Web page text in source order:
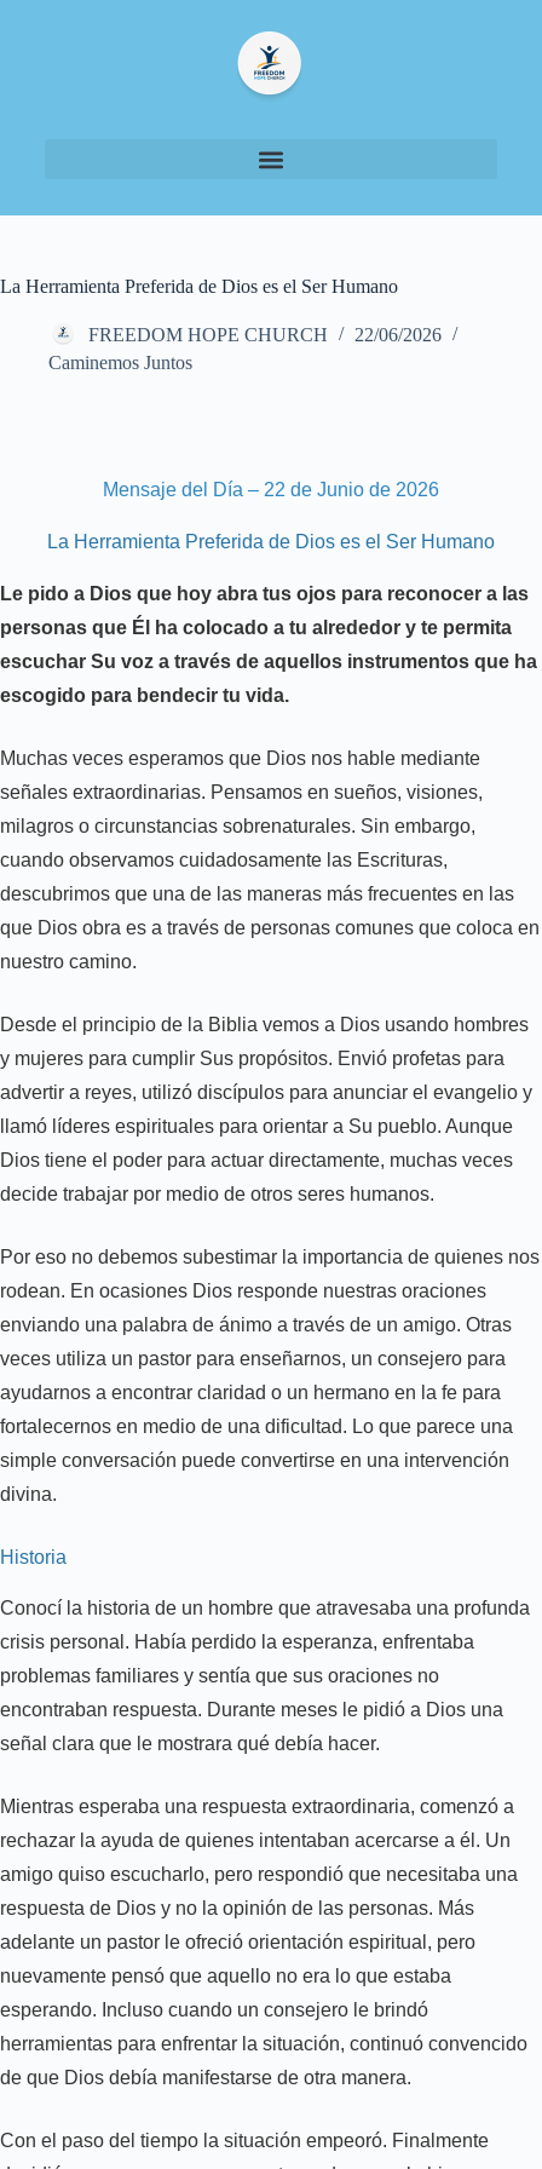
La Herramienta Preferida de Dios es el Ser Humano
FREEDOM HOPE CHURCH
22/06/2026
Caminemos Juntos
Mensaje del Día – 22 de Junio de 2026
La Herramienta Preferida de Dios es el Ser Humano
Le pido a Dios que hoy abra tus ojos para reconocer a las
personas que Él ha colocado a tu alrededor y te permita
escuchar Su voz a través de aquellos instrumentos que ha
escogido para bendecir tu vida.
Muchas veces esperamos que Dios nos hable mediante
señales extraordinarias. Pensamos en sueños, visiones,
milagros o circunstancias sobrenaturales. Sin embargo,
cuando observamos cuidadosamente las Escrituras,
descubrimos que una de las maneras más frecuentes en las
que Dios obra es a través de personas comunes que coloca en
nuestro camino.
Desde el principio de la Biblia vemos a Dios usando hombres
y mujeres para cumplir Sus propósitos. Envió profetas para
advertir a reyes, utilizó discípulos para anunciar el evangelio y
llamó líderes espirituales para orientar a Su pueblo. Aunque
Dios tiene el poder para actuar directamente, muchas veces
decide trabajar por medio de otros seres humanos.
Por eso no debemos subestimar la importancia de quienes nos
rodean. En ocasiones Dios responde nuestras oraciones
enviando una palabra de ánimo a través de un amigo. Otras
veces utiliza un pastor para enseñarnos, un consejero para
ayudarnos a encontrar claridad o un hermano en la fe para
fortalecernos en medio de una dificultad. Lo que parece una
simple conversación puede convertirse en una intervención
divina.
Historia
Conocí la historia de un hombre que atravesaba una profunda
crisis personal. Había perdido la esperanza, enfrentaba
problemas familiares y sentía que sus oraciones no
encontraban respuesta. Durante meses le pidió a Dios una
señal clara que le mostrara qué debía hacer.
Mientras esperaba una respuesta extraordinaria, comenzó a
rechazar la ayuda de quienes intentaban acercarse a él. Un
amigo quiso escucharlo, pero respondió que necesitaba una
respuesta de Dios y no la opinión de las personas. Más
adelante un pastor le ofreció orientación espiritual, pero
nuevamente pensó que aquello no era lo que estaba
esperando. Incluso cuando un consejero le brindó
herramientas para enfrentar la situación, continuó convencido
de que Dios debía manifestarse de otra manera.
Con el paso del tiempo la situación empeoró. Finalmente